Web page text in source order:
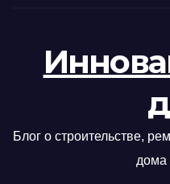
Блог о строительстве,
дома